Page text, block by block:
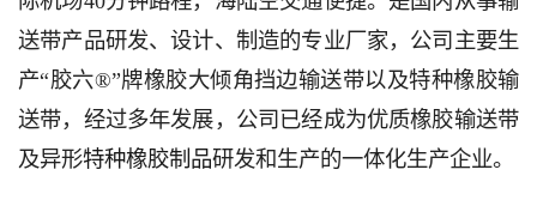
送带产品研发、设计、制造的专业厂家，公司主要生
产“胶六®”牌橡胶大倾角挡边输送带以及特种橡胶输
送带，经过多年发展，公司已经成为优质橡胶输送带
及异形特种橡胶制品研发和生产的一体化生产企业。